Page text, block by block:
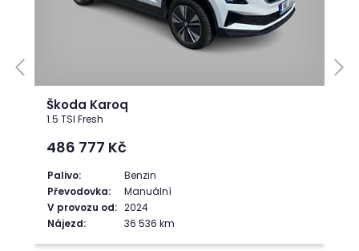
Škoda Karoq
1.5 TSI Fresh
486 777 Kč
Palivo:
Benzin
Převodovka:
Manuální
V provozu od: 2024
Nájezd:
36 536 km